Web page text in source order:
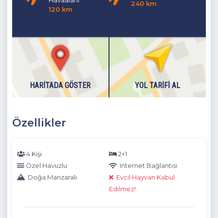
Dışarıdaki havuzlarımız 1 Kasım - 30 Nisan tarihlerinde hava
120 km
240 km
HARITADA GÖSTER YOL TARIFI AL
Özellikler
4 Kişi
2+1
Özel Havuzlu
Internet Bağlantısı
Doğa Manzaralı
Evcil Hayvan Kabul
Edilmez!